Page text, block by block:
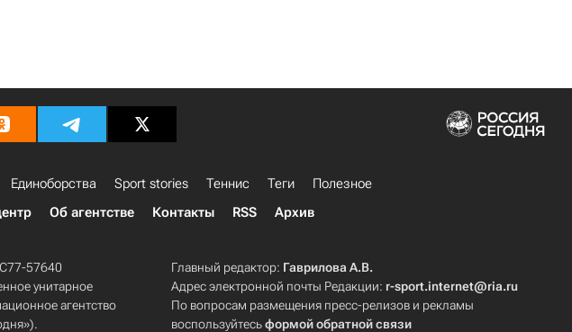
Единоборства Sport stories Теннис Теги
Полезное
Об агентстве Контакты RSS Архив
57640
унитарное
агентство
Главный редактор: Гаврилова А.В.
Адрес электронной почты Редакции: r-sport.internet@ria.ru
По вопросам размещения пресс-релизов и рекламы
воспользуйтесьформой обратной связи